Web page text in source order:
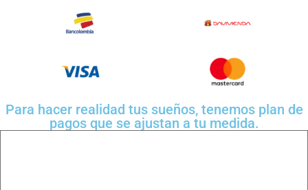
Para hacer realidad tus sueños, tenemos plan de
pagos que se ajustan a tu medida.